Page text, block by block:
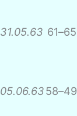
31.05.63 61–65
05.06.6358–49